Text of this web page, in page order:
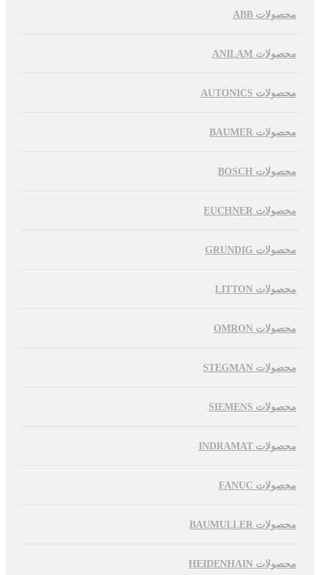
محصولات ABB
محصولات ANILAM
محصولات AUTONICS
محصولات BAUMER
محصولات BOSCH
محصولات EUCHNER
محصولات GRUNDIG
محصولات LITTON
محصولات OMRON
محصولات STEGMAN
محصولات SIEMENS
محصولات INDRAMAT
محصولات FANUC
محصولات BAUMULLER
محصولات HEIDENHAIN